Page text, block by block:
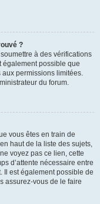
?
à des vérifications
également possible que
aux permissions limitées.
du forum.
vous êtes en train de
haut de la liste des sujets,
voyez pas ce lien, cette
d’attente nécessaire entre
Il est également possible de
assurez-vous de le faire